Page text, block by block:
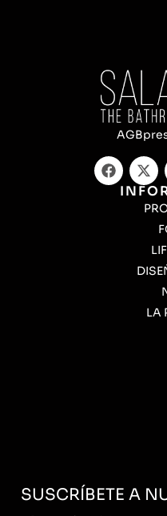
LA
SUSCRÍBETE A